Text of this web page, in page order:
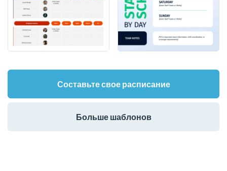
Составьте свое расписание
Больше шаблонов